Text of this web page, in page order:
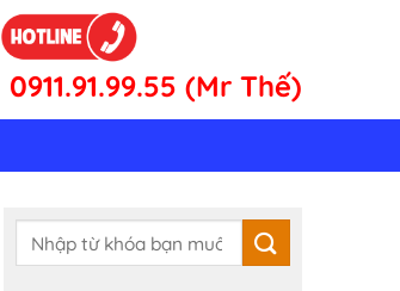
0911.91.99.55 (Mr Thế)